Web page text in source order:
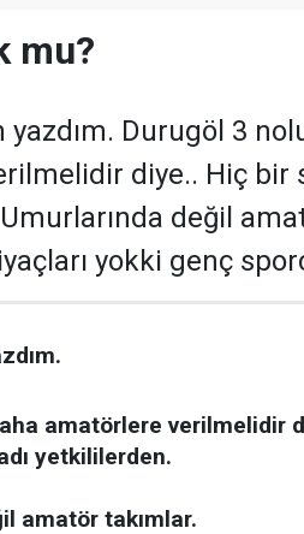
mu?
yazdım. Durugöl 3
diye.. Hiç bir
değil
yokki genç
amatörlere verilmelidir
yetkililerden.
amatör takımlar.